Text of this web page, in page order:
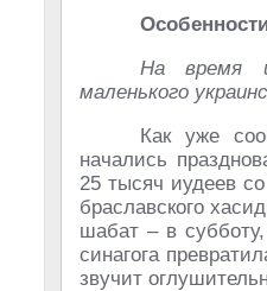
На время
маленького
Как уже
начались
25 тысяч иудеев
браславского
шабат – в
синагога
звучит